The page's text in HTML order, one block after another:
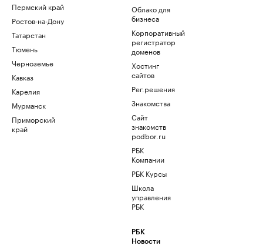
Пермский край
Ростов-на-Дону
Татарстан
Тюмень
Черноземье
Кавказ
Карелия
Мурманск
Приморский
край
Облако для
бизнеса
Корпоративный
регистратор
доменов
Хостинг
сайтов
Рег.решения
Знакомства
Сайт
знакомств
podbor.ru
РБК
Компании
РБК Курсы
Школа
управления
РБК
РБК
Новости